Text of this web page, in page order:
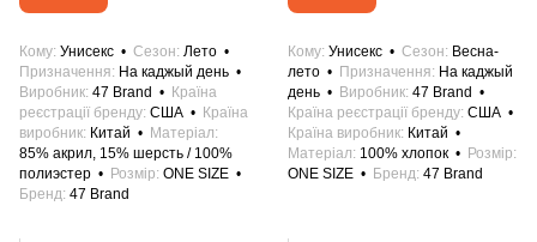
Кому Унисекс Сезон Лето
Призначення На каджый день
Виробник 47 Brand
Країна
реєстрації бренду США
Країна
виробник Китай
Матеріал
85% акрил, 15% шерсть / 100%
полиэстер
Розмір ONE SIZE
Бренд 47 Brand
Кому Унисекс Сезон Весна-
лето
Призначення На каджый
день
Виробник 47 Brand
Країна реєстрації бренду США
Країна виробник Китай
Матеріал 100% хлопок
Розмір
ONE SIZE
Бренд 47 Brand